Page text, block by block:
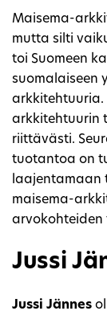
Maisema-
mutta silti
toi Suomeen
suomalaiseen
arkkitehtuuria.
arkkitehtuurin
riittävästi.
tuotantoa on
laajentamaan
maisema-
arvokohteiden
Jussi
Jussi Jännes